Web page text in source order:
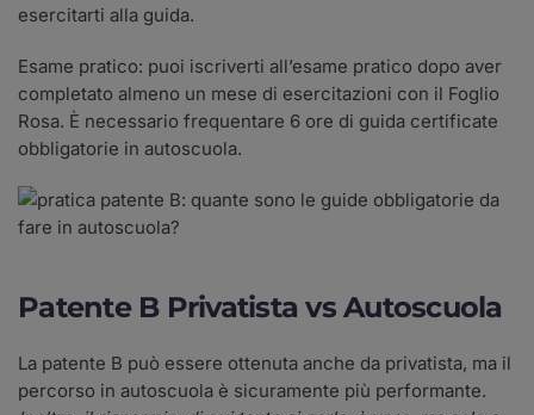
esercitarti alla guida.
Esame pratico: puoi iscriverti all’esame pratico dopo aver
completato almeno un mese di esercitazioni con il Foglio
Rosa. È necessario frequentare 6 ore di guida certificate
obbligatorie in autoscuola.
Patente B Privatista vs Autoscuola
La patente B può essere ottenuta anche da privatista, ma il
percorso in autoscuola è sicuramente più performante.